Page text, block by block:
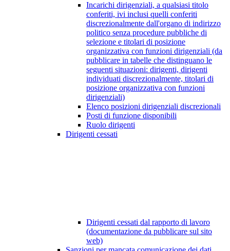
Incarichi dirigenziali, a qualsiasi titolo
conferiti, ivi inclusi quelli conferiti
discrezionalmente dall'organo di indirizzo
politico senza procedure pubbliche di
selezione e titolari di posizione
organizzativa con funzioni dirigenziali (da
pubblicare in tabelle che distinguano le
seguenti situazioni: dirigenti, dirigenti
individuati discrezionalmente, titolari di
posizione organizzativa con funzioni
dirigenziali)
Elenco posizioni dirigenziali discrezionali
Posti di funzione disponibili
Ruolo dirigenti
Dirigenti cessati
Dirigenti cessati dal rapporto di lavoro
(documentazione da pubblicare sul sito
web)